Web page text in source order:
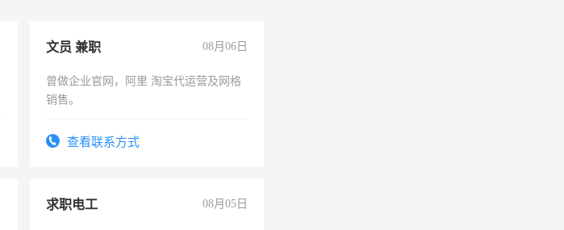
文员 兼职 08月06日
曾做企业官网，阿里 淘宝代运营及网格
销售。
查看联系方式
求职电工 08月05日